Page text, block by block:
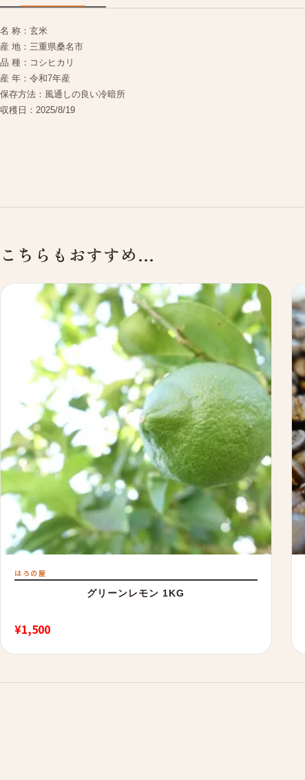
名 称：玄米
産 地：三重県桑名市
品 種：コシヒカリ
産 年：令和7年産
保存方法：風通しの良い冷暗所
収穫日：2025/8/19
こちらもおすすめ…
はろの屋
グリーンレモン 1KG
¥1,500